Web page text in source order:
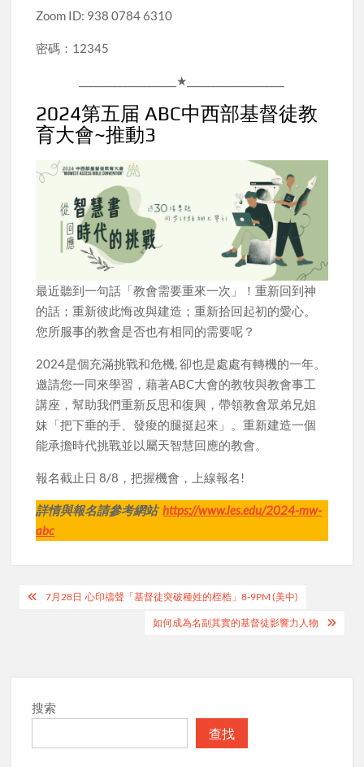
Zoom ID: 938 0784 6310
密碼：12345
____________________★____________________
2024第五届 ABC中西部基督徒教
育大會~推動3
最近聽到一句話「教會需要重來一次」！重新回到神
的話；重新彼此悔改與建造；重新拾回起初的愛心。
您所服事的教會是否也有相同的需要呢？
2024是個充滿挑戰和危機, 卻也是處處有轉機的一年。
邀請您一同來學習，藉著ABC大會的教牧與教會事工
講座，幫助我們重新反思和復興，帶領教會眾弟兄姐
妹「把下垂的手、發痠的腿挺起來」。重新建造一個
能承擔時代挑戰並以屬天智慧回應的教會。
報名截止日 8/8，把握機會，上線報名!
詳情與報名請參考網站 https://www.les.edu/2024-mw-
abc
Post7月28日 心印禱聲「基督徒突破種姓的桎梏」8-9PM (美中)
如何成為名副其實的基督徒影響力人物
搜索
查找